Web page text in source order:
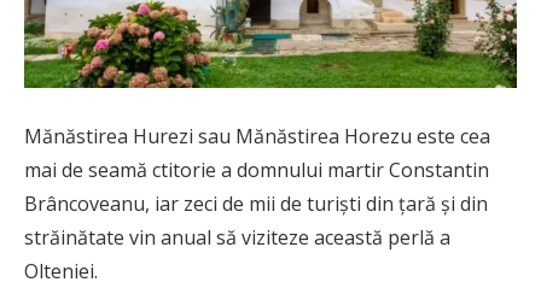
Mănăstirea Hurezi sau Mănăstirea Horezu este cea
mai de seamă ctitorie a domnului martir Constantin
Brâncoveanu, iar zeci de mii de turiști din țară și din
străinătate vin anual să viziteze această perlă a
Olteniei.